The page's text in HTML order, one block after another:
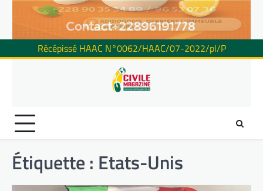
Récépissé HAAC N°0062/HAAC/07-2022/pl/P
Étiquette : Etats-Unis